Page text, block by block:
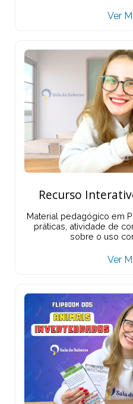
Ver
Recurso
Material pedagógico em
práticas, atividade de
sobre o uso
Ver